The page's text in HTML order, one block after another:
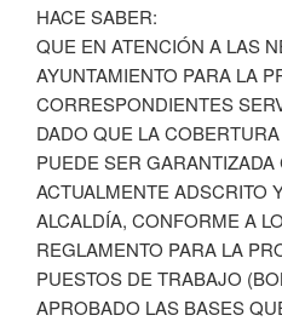
HACE SABER:
QUE EN ATENCIÓN A LAS
AYUNTAMIENTO PARA LA
CORRESPONDIENTES
DADO QUE LA
PUEDE SER
ACTUALMENTE ADSCRITO
ALCALDÍA, CONFORME A
REGLAMENTO PARA LA
PUESTOS DE TRABAJO
APROBADO LAS BASES